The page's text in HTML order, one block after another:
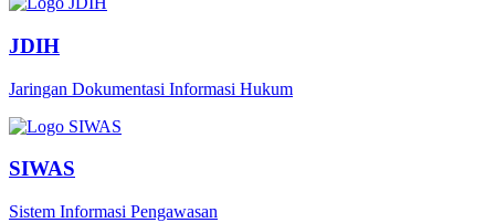
JDIH
Jaringan Dokumentasi Informasi Hukum
SIWAS
Sistem Informasi Pengawasan